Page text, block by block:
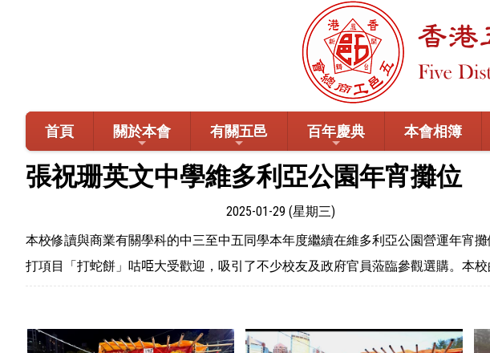
首頁 關於本會 有關五邑 百年慶典 本會相簿
張祝珊英文中學維多利亞公園年宵攤位
2025-01-29 (星期三)
本校修讀與商業有關學科的中三至中五同學本年度繼續在維多利亞公園營運年宵
打項目「打蛇餅」咕𠱸大受歡迎，吸引了不少校友及政府官員蒞臨參觀選購。本